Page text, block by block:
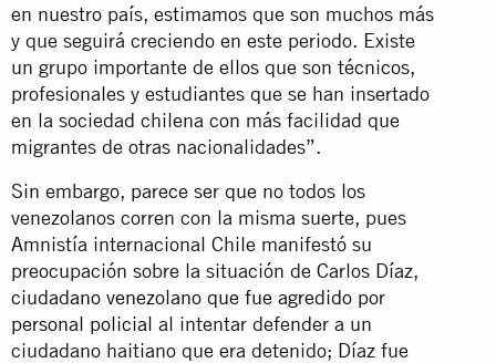
en nuestro país, estimamos que son muchos más
y que seguirá creciendo en este periodo. Existe
un grupo importante de ellos que son técnicos,
profesionales y estudiantes que se han insertado
en la sociedad chilena con más facilidad que
migrantes de otras nacionalidades”.
Sin embargo, parece ser que no todos los
venezolanos corren con la misma suerte, pues
Amnistía internacional Chile manifestó su
preocupación sobre la situación de Carlos Díaz,
ciudadano venezolano que fue agredido por
personal policial al intentar defender a un
ciudadano haitiano que era detenido; Díaz fue